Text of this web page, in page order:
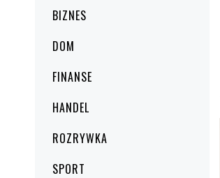
BIZNES
DOM
FINANSE
HANDEL
ROZRYWKA
SPORT